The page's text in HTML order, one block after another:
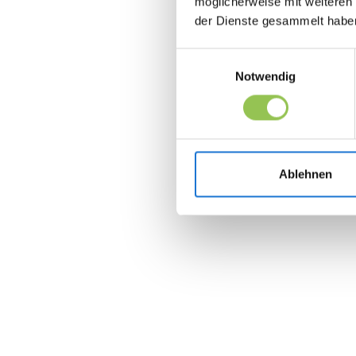
der Dienste gesammelt
Notwendig
Ablehnen